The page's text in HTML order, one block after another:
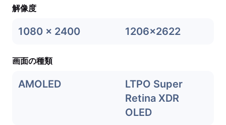
解像度
1080 x 2400 1206x2622
画面の種類
AMOLED
LTPO Super
Retina XDR
OLED